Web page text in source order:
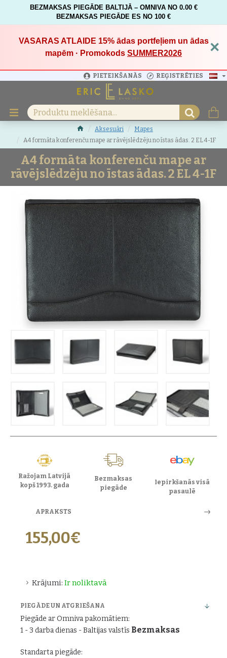
BEZMAKSAS PIEGĀDE BALTIJĀ – OMNIVA NO 0.00 €
BEZMAKSAS PIEGĀDE ES NO 100 €
VASARAS ATLAIDE 15%ādas portfeļiem un ādas
mapēm · Promokods SUMMER2026 ×
PIETEIKŠANĀS REĢISTRĒTIES
Aksesuāri
Mapes
A4 formāta konferenču mape ar rāvējslēdzēju no īstas ādas. 2 EL 4-1F
A4 formāta konferenču mape ar
rāvējslēdzēju no īstas ādas. 2 EL 4-1F
Ražojam Latvijā
kopš 1993. gada
Bezmaksas
piegāde
Iepirkšanās visā
pasaulē
APRAKSTS
Krājumi: Ir noliktavā
155,00€
PIEGĀDE UN ATGRIEŠANA
Piegāde ar Omniva pakomātiem:
1 - 3 darba dienas - Baltijas valstīs Bezmaksas
Standarta piegāde: